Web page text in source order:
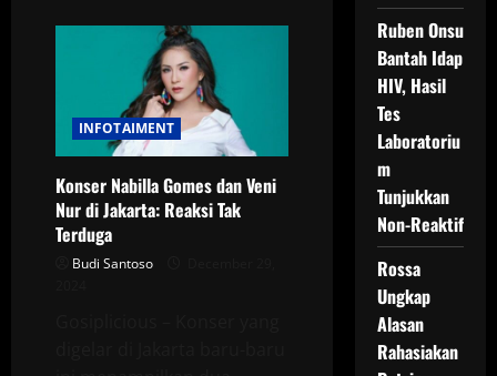
BPJS
Kelas
3
untuk
Harvey
Moeis
dan
Sandra
INFOTAIMENT
Konser Nabilla Gomes dan Veni
Nur di Jakarta: Reaksi Tak
Terduga
Budi Santoso
Ruben Onsu
Bantah Idap
HIV, Hasil
Tes
Laboratoriu
m
Tunjukkan
Non-Reaktif
Rossa
Ungkap
Alasan
Rahasiakan